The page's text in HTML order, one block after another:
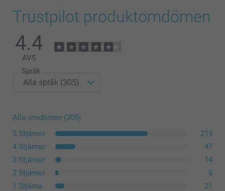
Trustpilot produktomdömen
4.4
AV5
Språk
Alla omdömen (305)
5 Stjärnor
215
4 Stjärnor
47
3 Stjärnor
14
2 Stjärnor
8
1 Stjärna
21